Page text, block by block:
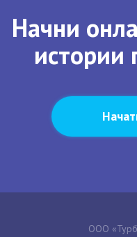
Начни
истории
ООО